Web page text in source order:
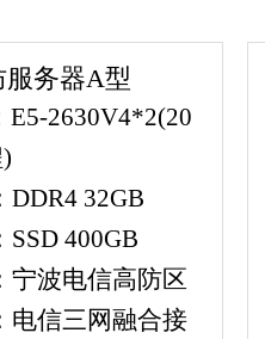
务器A型
E5-2630V4*2(20
DDR4 32GB
SSD 400GB
宁波电信高防区
电信三网融合接